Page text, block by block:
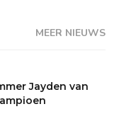
MEER NIEUWS
Jayden van